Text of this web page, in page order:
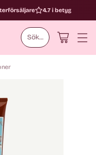
Sök...
4.7 i betyg